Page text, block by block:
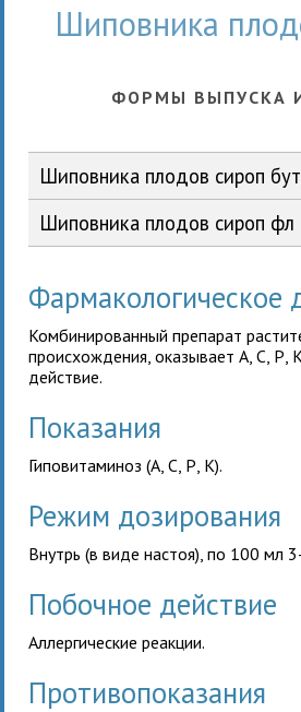
Шиповника
ФОРМЫ ВЫПУСКА
Шиповника плодов сироп
Шиповника плодов сироп
Фармакологическое
Комбинированный препарат
происхождения, оказывает A, C, Р,
действие.
Показания
Гиповитаминоз (A, C, Р, К).
Режим дозирования
Внутрь (в виде настоя), по 100 мл
Побочное действие
Аллергические реакции.
Противопоказания